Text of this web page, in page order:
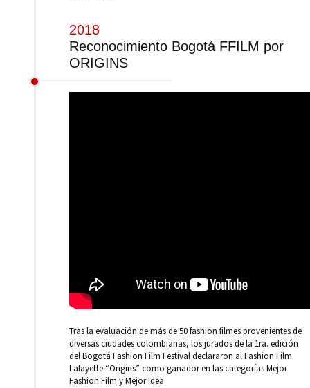
2018
Reconocimiento Bogotá FFILM por
ORIGINS
Tras la evaluación de más de 50 fashion filmes provenientes de
diversas ciudades colombianas, los jurados de la 1ra. edición
del Bogotá Fashion Film Festival declararon al Fashion Film
Lafayette “Origins” como ganador en las categorías Mejor
Fashion Film y Mejor Idea.